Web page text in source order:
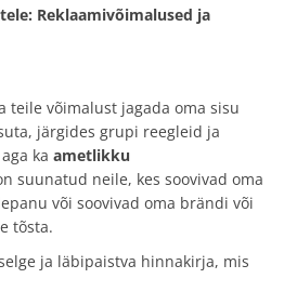
Reklaamivõimalused ja
teile võimalust jagada oma sisu
järgides grupi reegleid ja
ka ametlikku
suunatud neile, kes soovivad oma
või soovivad oma brändi või
tõsta.
ja läbipaistva hinnakirja, mis